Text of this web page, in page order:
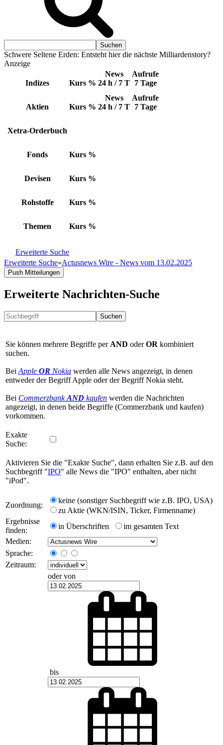
Schwere Seltene Erden: Entsteht hier die nächste Milliardenstory?
Anzeige
Indizes Kurs %
News
24 h / 7 T
Aufrufe
7 Tage
Aktien Kurs %
News
24 h / 7 T
Aufrufe
7 Tage
Xetra-Orderbuch
Fonds Kurs %
Devisen Kurs %
Rohstoffe Kurs %
Themen Kurs %
Erweiterte Suche
Erweiterte Suche»Actusnews Wire - News vom 13.02.2025
Push Mitteilungen
Erweiterte Nachrichten-Suche
Suchen
Sie können mehrere Begriffe per AND oderOR kombiniert
suchen.
Bei Apple OR Nokia werden alle News angezeigt, in denen
entweder der Begriff Apple oder der Begriff Nokia steht.
Bei CommerzbankAND kaufen werden die Nachrichten
angezeigt, in denen beide Begriffe (Commerzbank und kaufen)
vorkommen.
Exakte
Suche:
Aktivieren Sie die "Exakte Suche", dann erhalten Sie z.B. auf den
Suchbegriff "IPO" alle News die "IPO" enthalten, aber nicht
"iPod".
Zuordnung:
keine (sonstiger Suchbegriff wie z.B. IPO, USA)
zu Aktie (WKN/ISIN, Ticker, Firmenname)
Ergebnisse
finden:
in Überschriften
im gesamten Text
Medien:
Sprache:
Zeitraum:
oder von
bis